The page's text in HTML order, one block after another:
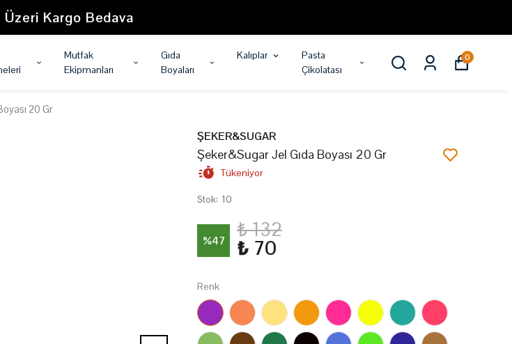
Kargo Bedava
Mutfak
Ekipmanları
Gıda
Boyaları
Kalıplar
Pasta
Çikolatası
0
20 Gr
ŞEKER&SUGAR
Şeker&Sugar Jel Gıda Boyası 20 Gr
Tükeniyor
Stok: 10
%47 ₺ 132
₺ 70
Renk